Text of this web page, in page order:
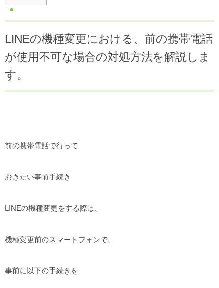
LINEの機種変更における、前の携帯電話
が使用不可な場合の対処方法を解説しま
す。
前の携帯電話で行って
おきたい事前手続き
LINEの機種変更をする際は、
機種変更前のスマートフォンで、
事前に以下の手続きを